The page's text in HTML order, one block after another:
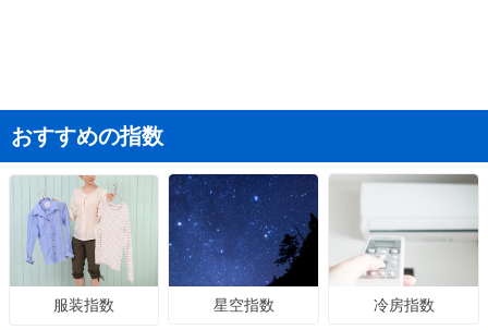
おすすめの指数
服装指数 星空指数 冷房指数